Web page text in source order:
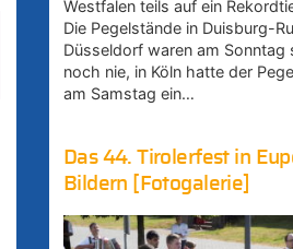
Westfalen teils auf ein
Die Pegelstände in Duisburg-
Düsseldorf waren am Sonntag
noch nie, in Köln hatte der
am Samstag ein…
Das 44. Tirolerfest in
Bildern [Fotogalerie]